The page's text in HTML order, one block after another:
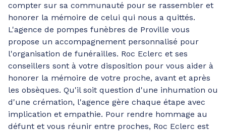
compter sur sa communauté pour se rassembler et
honorer la mémoire de celui qui nous a quittés.
L'agence de pompes funèbres de Proville vous
propose un accompagnement personnalisé pour
l'organisation de funérailles. Roc Eclerc et ses
conseillers sont à votre disposition pour vous aider à
honorer la mémoire de votre proche, avant et après
les obsèques. Qu'il soit question d'une inhumation ou
d'une crémation, l'agence gère chaque étape avec
implication et empathie. Pour rendre hommage au
défunt et vous réunir entre proches, Roc Eclerc est